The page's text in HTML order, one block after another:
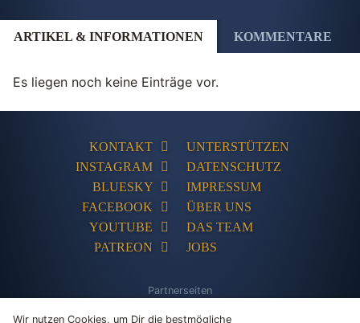
ARTIKEL & INFORMATIONEN KOMMENTARE
Es liegen noch keine Einträge vor.
KONTAKT
INSTAGRAM
BLUESKY
FACEBOOK
YOUTUBE
PATREON
UNTERSTÜTZEN
DATENSCHUTZ
IMPRESSUM
ÜBER UNS
DAS TEAM
JOBS
Partnerseiten
Wir nutzen Cookies, um Dir die bestmögliche